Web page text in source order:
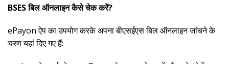
BSES बिल ऑनलाइन कैसे चेक करें?
ePayon ऐप का उपयोग करके अपना बीएसईएस बिल ऑनलाइन जांचने के
चरण यहां दिए गए हैं: